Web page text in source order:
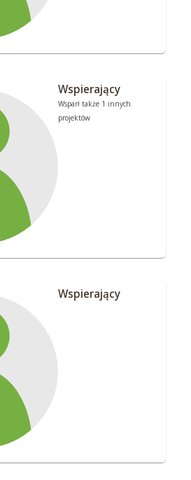
Wspierający
Wsparł także 1 innych
projektów
Wspierający